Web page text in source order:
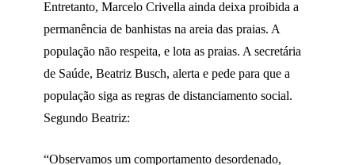
Entretanto, Marcelo Crivella ainda deixa proibida a
permanência de banhistas na areia das praias. A
população não respeita, e lota as praias. A secretária
de Saúde, Beatriz Busch, alerta e pede para que a
população siga as regras de distanciamento social.
Segundo Beatriz:
“Observamos um comportamento desordenado,